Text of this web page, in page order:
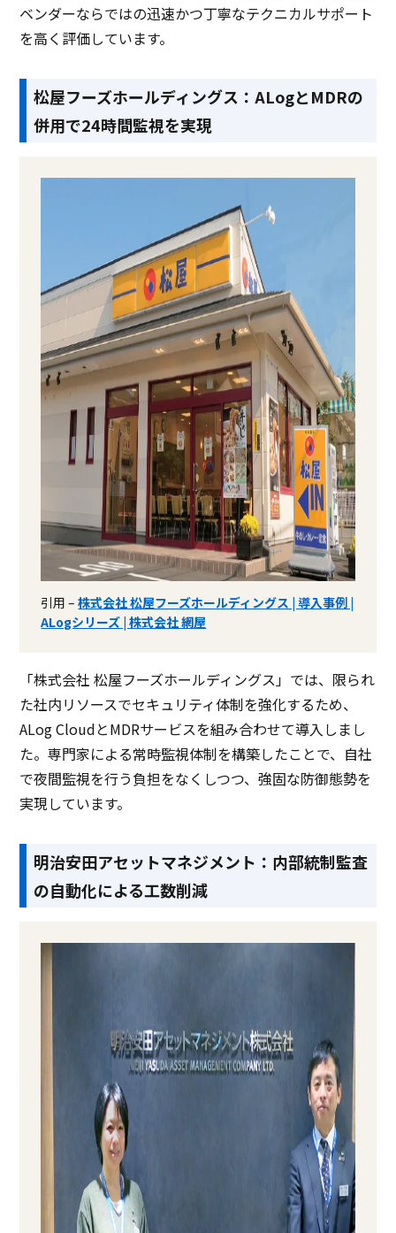
ベンダーならではの迅速かつ丁寧なテクニカルサポート
を高く評価しています。
松屋フーズホールディングス：ALogとMDRの
併用で24時間監視を実現
引用 –株式会社 松屋フーズホールディングス | 導入事例 |
ALogシリーズ | 株式会社 網屋
「株式会社 松屋フーズホールディングス」では、限られ
た社内リソースでセキュリティ体制を強化するため、
ALog CloudとMDRサービスを組み合わせて導入しまし
た。専門家による常時監視体制を構築したことで、自社
で夜間監視を行う負担をなくしつつ、強固な防御態勢を
実現しています。
明治安田アセットマネジメント：内部統制監査
の自動化による工数削減